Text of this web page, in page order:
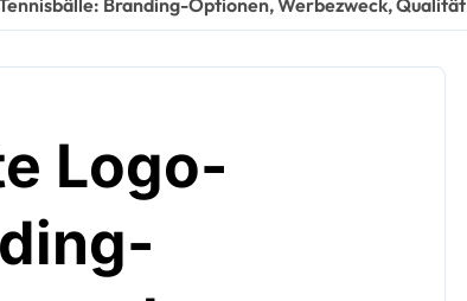
Branding-Optionen, Werbezweck, Qualität
Logo-